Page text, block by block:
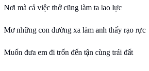
Nơi mà cả việc thở cũng làm ta lao lực
Mơ những con đường xa làm anh thấy rạo rực
Muốn đưa em đi trốn đến tận cùng trái đất